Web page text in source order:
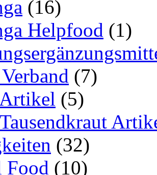
(16)
Helpfood (1)
(7)
(5)
(32)
Food (10)